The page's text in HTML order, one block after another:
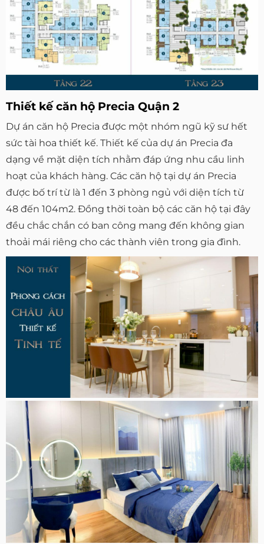
Thiết kế căn hộ Precia Quận 2
Dự án căn hộ Precia được một nhóm ngũ kỹ sư hết
sức tài hoa thiết kế. Thiết kế của dự án Precia đa
dạng về mặt diện tích nhằm đáp ứng nhu cầu linh
hoạt của khách hàng. Các căn hộ tại dự án Precia
được bố trí từ là 1 đến 3 phòng ngủ với diện tích từ
48 đến 104m2. Đồng thời toàn bộ các căn hộ tại đây
đều chắc chắn có ban công mang đến không gian
thoải mái riêng cho các thành viên trong gia đình.